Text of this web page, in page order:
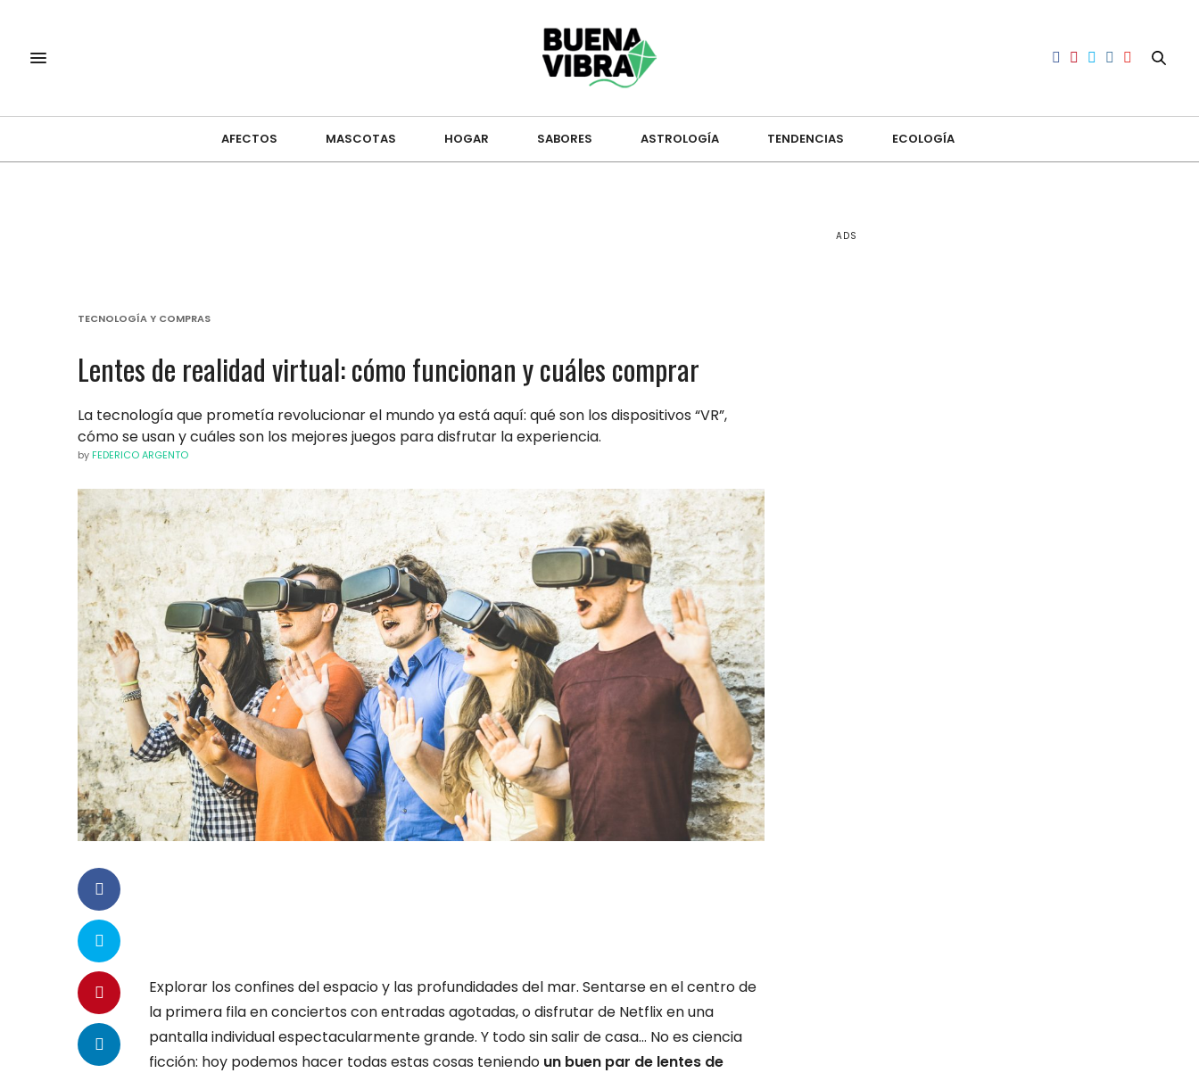
AFECTOS MASCOTAS HOGAR SABORES ASTROLOGÍA TENDENCIAS ECOLOGÍA
TECNOLOGÍA Y COMPRAS
Lentes de realidad virtual: cómo funcionan y cuáles comprar
La tecnología que prometía revolucionar el mundo ya está aquí: qué son los dispositivos “VR”,
cómo se usan y cuáles son los mejores juegos para disfrutar la experiencia.
by FEDERICO ARGENTO
Explorar los confines del espacio y las profundidades del mar. Sentarse en el centro de
la primera fila en conciertos con entradas agotadas, o disfrutar de Netflix en una
pantalla individual espectacularmente grande. Y todo sin salir de casa… No es ciencia
ficción: hoy podemos hacer todas estas cosas teniendo un buen par de lentes de
ADS